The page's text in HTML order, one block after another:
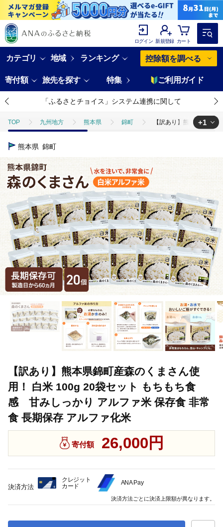
ログイン 新規登録 カート
カテゴリ 地域 ランキング 控除額を調べる
寄付額 旅先を探す 特集 ご利用ガイド
「ふるさとチョイス」システム連携に関して
TOP 九州地方 熊本県 錦町 【訳あり】熊本県錦町
TOP
+1
熊本県 錦町
【訳あり】熊本県錦町産森のくまさん使
用！ 白米 100g 20袋セット もちもち食
感 甘みしっかり アルファ米 保存食 非常
食 長期保存 アルファ化米
寄付額 26,000円
決済方法
クレジット
カード
ANA Pay
決済方法ごとに決済上限額が異なります。